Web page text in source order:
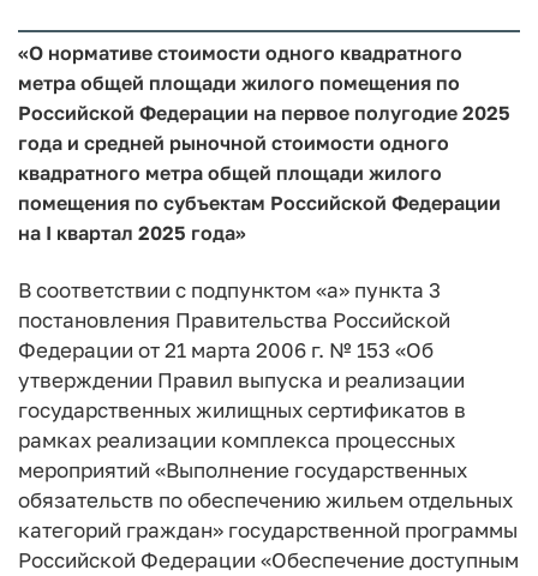
«О нормативе стоимости одного квадратного
метра общей площади жилого помещения по
Российской Федерации на первое полугодие 2025
года и средней рыночной стоимости одного
квадратного метра общей площади жилого
помещения по субъектам Российской Федерации
на I квартал 2025 года»
В соответствии с подпунктом «а» пункта 3
постановления Правительства Российской
Федерации от 21 марта 2006 г. № 153 «Об
утверждении Правил выпуска и реализации
государственных жилищных сертификатов в
рамках реализации комплекса процессных
мероприятий «Выполнение государственных
обязательств по обеспечению жильем отдельных
категорий граждан» государственной программы
Российской Федерации «Обеспечение доступным